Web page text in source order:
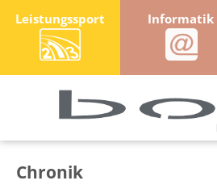
Leistungssport Informatik
Chronik